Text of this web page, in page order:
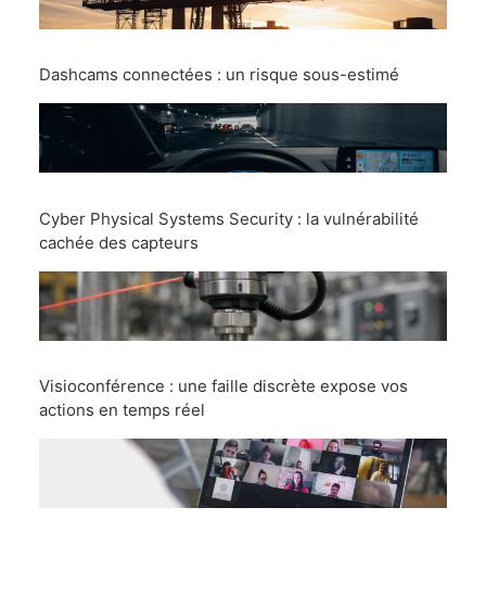
Dashcams connectées : un risque sous-estimé
Cyber Physical Systems Security : la vulnérabilité
cachée des capteurs
Visioconférence : une faille discrète expose vos
actions en temps réel